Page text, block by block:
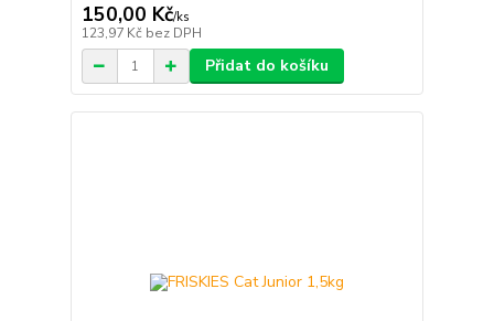
150,00 Kč/ks
123,97 Kč bez DPH
Přidat do košíku